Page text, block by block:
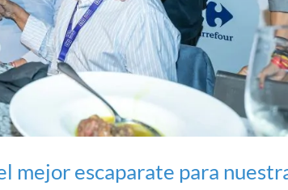
mejor escaparate para